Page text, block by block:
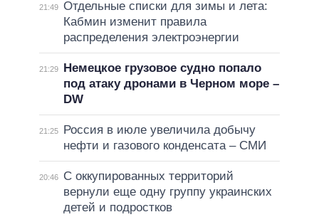
21:49 Отдельные списки для зимы и лета:
Кабмин изменит правила
распределения электроэнергии
21:29
Немецкое грузовое судно попало
под атаку дронами в Черном море –
DW
21:25
Россия в июле увеличила добычу
нефти и газового конденсата – СМИ
20:46
С оккупированных территорий
вернули еще одну группу украинских
детей и подростков